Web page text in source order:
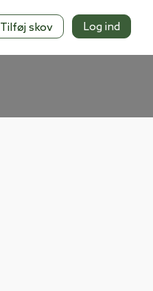
Tilføj skov Log ind